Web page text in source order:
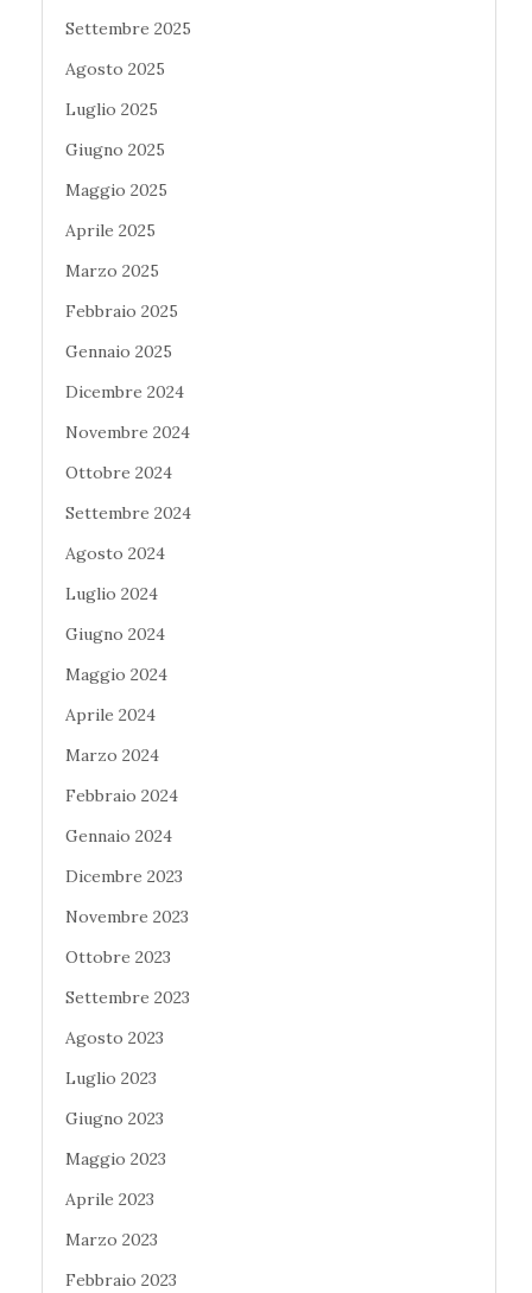
Settembre 2025
Agosto 2025
Luglio 2025
Giugno 2025
Maggio 2025
Aprile 2025
Marzo 2025
Febbraio 2025
Gennaio 2025
Dicembre 2024
Novembre 2024
Ottobre 2024
Settembre 2024
Agosto 2024
Luglio 2024
Giugno 2024
Maggio 2024
Aprile 2024
Marzo 2024
Febbraio 2024
Gennaio 2024
Dicembre 2023
Novembre 2023
Ottobre 2023
Settembre 2023
Agosto 2023
Luglio 2023
Giugno 2023
Maggio 2023
Aprile 2023
Marzo 2023
Febbraio 2023